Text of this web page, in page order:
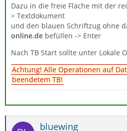
Dazu in die freie Fläche mit der
> Textdokument
und den blauen Schriftzug ohne
online.de befüllen -> Enter
Nach TB Start sollte unter Lokale
Achtung! Alle Operationen auf
beendetem TB!
bluewing